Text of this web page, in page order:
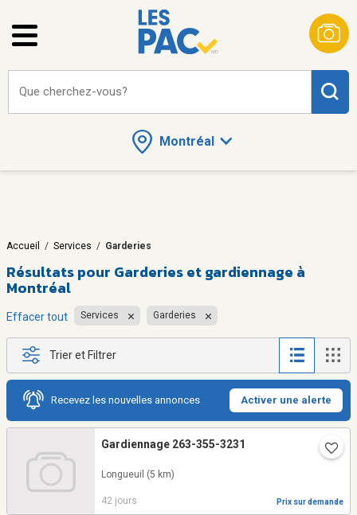
Montréal
Que cherchez-vous?
Accueil / Services / Garderies
Résultats pour Garderies et gardiennage à
Montréal
Effacer tout Services Garderies
Trier et Filtrer
Recevez les nouvelles annonces Activer une alerte
Gardiennage 263-355-3231
Longueuil (5 km)
42 jours Prix sur demande